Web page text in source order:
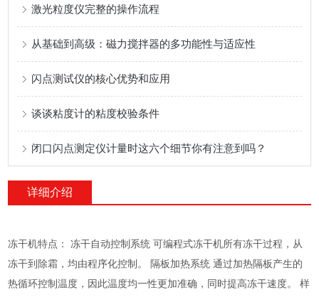
激光粒度仪完整的操作流程
从基础到高级：磁力搅拌器的多功能性与适应性
闪点测试仪的核心优势和应用
谈谈粘度计的粘度校验条件
闭口闪点测定仪计量时这六个细节你有注意到吗？
详细介绍
冻干机特点： 冻干自动控制系统 可编程式冻干机所有冻干过程，从
冻干到除霜，均由程序化控制。 隔板加热系统 通过加热隔板产生的
热循环控制温度，因此温度均一性更加准确，同时提高冻干速度。 样